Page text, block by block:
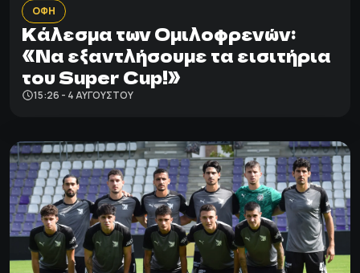
ΟΦΗ
Κάλεσμα των Ομιλοφρενών:
«Να εξαντλήσουμε τα εισιτήρια
του Super Cup!»
15:26 - 4 ΑΥΓΟΎΣΤΟΥ